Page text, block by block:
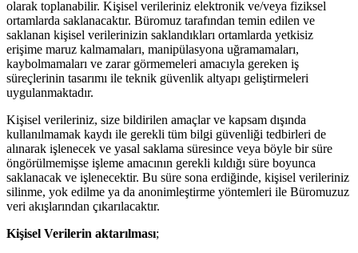
olarak toplanabilir. Kişisel verileriniz elektronik ve/veya fiziksel
ortamlarda saklanacaktır. Büromuz tarafından temin edilen ve
saklanan kişisel verilerinizin saklandıkları ortamlarda yetkisiz
erişime maruz kalmamaları, manipülasyona uğramamaları,
kaybolmamaları ve zarar görmemeleri amacıyla gereken iş
süreçlerinin tasarımı ile teknik güvenlik altyapı geliştirmeleri
uygulanmaktadır.
Kişisel verileriniz, size bildirilen amaçlar ve kapsam dışında
kullanılmamak kaydı ile gerekli tüm bilgi güvenliği tedbirleri de
alınarak işlenecek ve yasal saklama süresince veya böyle bir süre
öngörülmemişse işleme amacının gerekli kıldığı süre boyunca
saklanacak ve işlenecektir. Bu süre sona erdiğinde, kişisel verileriniz
silinme, yok edilme ya da anonimleştirme yöntemleri ile Büromuzuz
veri akışlarından çıkarılacaktır.
Kişisel Verilerin aktarılması;